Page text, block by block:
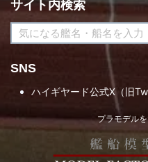
サイト内検索
SNS
ハイギヤード公式X（旧
プラモデル